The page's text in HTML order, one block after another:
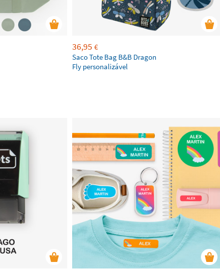
36,95 €
Saco Tote Bag B&B Dragon
Fly personalizável